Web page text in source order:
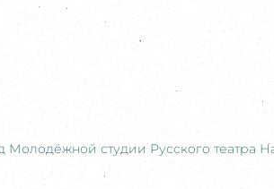
Молодёжной студии Русского театра